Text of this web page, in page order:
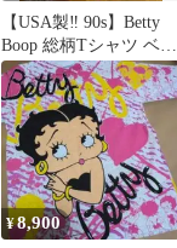
【USA製‼︎ 90s】Betty
Boop 総柄Tシャツ ベテ
ィブープ
¥8,900